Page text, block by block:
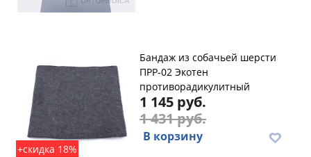
+скидка 18%
Бандаж из собачьей шерсти
ПРР-02 Экотен
противорадикулитный
1 145 руб.
1 431 руб.
В корзину